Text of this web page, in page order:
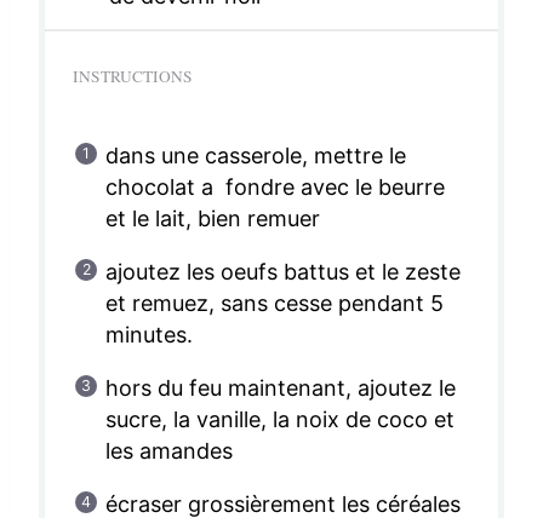
INSTRUCTIONS
dans une casserole, mettre le
chocolat a fondre avec le beurre
et le lait, bien remuer
ajoutez les oeufs battus et le zeste
et remuez, sans cesse pendant 5
minutes.
hors du feu maintenant, ajoutez le
sucre, la vanille, la noix de coco et
les amandes
écraser grossièrement les céréales